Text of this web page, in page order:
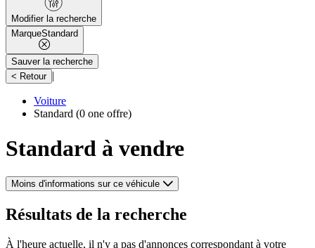
Modifier la recherche
MarqueStandard
Sauver la recherche
< Retour |
Voiture
Standard (0 one offre)
Standard à vendre
Moins d'informations sur ce véhicule
Résultats de la recherche
À l'heure actuelle, il n'y a pas d'annonces correspondant à votre